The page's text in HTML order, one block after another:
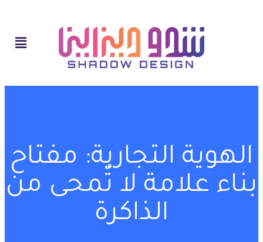
الهوية التجارية: مفتاح
بناء علامة لا تُمحى من
الذاكرة